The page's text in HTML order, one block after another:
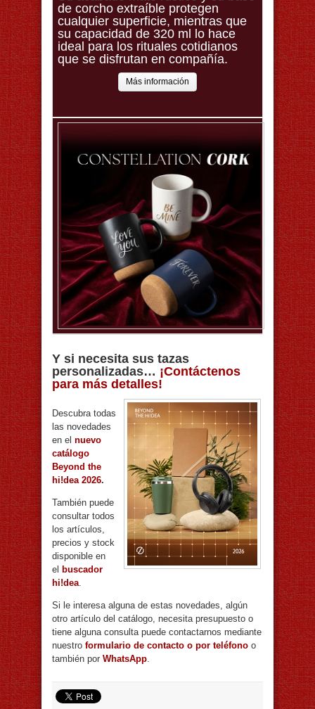
de corcho extraíble protegen
cualquier superficie, mientras que
su capacidad de 320 ml lo hace
ideal para los rituales cotidianos
que se disfrutan en compañía.
Más información
Y si necesita sus tazas
personalizadas… ¡Contáctenos
para más detalles!
Descubra todas
las novedades
en el nuevo
catálogo
Beyond the
hi!dea 2026.
También puede
consultar todos
los artículos,
precios y stock
disponible en
el buscador
hi!dea
Si le interesa alguna de estas novedades, algún
otro artículo del catálogo, necesita presupuesto o
tiene alguna consulta puede contactarnos mediante
nuestro formulario de contacto o por teléfono o
también por WhatsApp